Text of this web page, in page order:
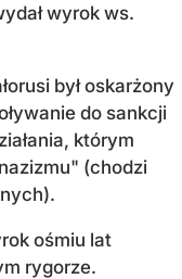
wyrok ws.
był oskarżony
do sankcji
którym
(chodzi
ośmiu lat
rygorze.